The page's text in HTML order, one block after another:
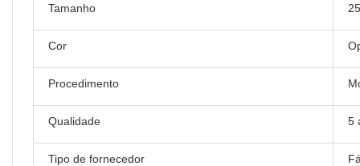
Tamanho
Cor
Procedimento
Qualidade 5
Tipo de fornecedor